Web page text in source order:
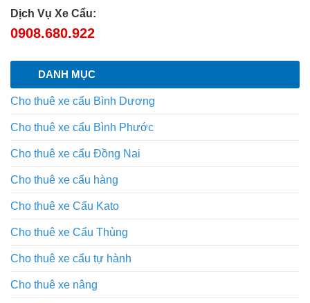
Dịch Vụ Xe Cẩu:
0908.680.922
DANH MỤC
Cho thuê xe cẩu Bình Dương
Cho thuê xe cẩu Bình Phước
Cho thuê xe cẩu Đồng Nai
Cho thuê xe cẩu hàng
Cho thuê xe Cẩu Kato
Cho thuê xe Cẩu Thùng
Cho thuê xe cẩu tự hành
Cho thuê xe nâng